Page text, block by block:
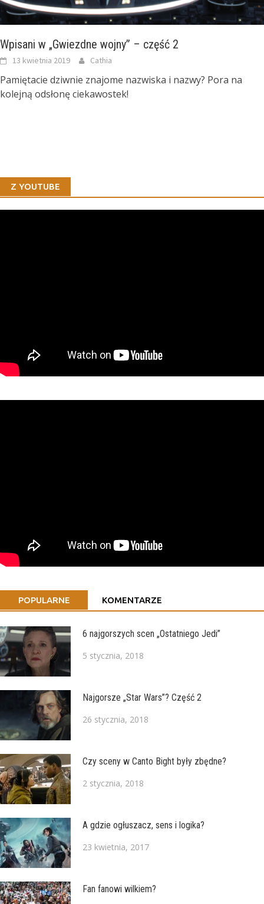
Wpisani w „Gwiezdne wojny” – część 2
13 kwietnia 2019 Cathia
Pamiętacie dziwnie znajome nazwiska i nazwy? Pora na
kolejną odsłonę ciekawostek!
Z YOUTUBE
POPULARNE KOMENTARZE
6 najgorszych scen „Ostatniego Jedi”
5 stycznia, 2018
Najgorsze „Star Wars”? Część 2
26 stycznia, 2018
Czy sceny w Canto Bight były zbędne?
2 stycznia, 2018
A gdzie ogłuszacz, sens i logika?
23 kwietnia, 2017
Fan fanowi wilkiem?